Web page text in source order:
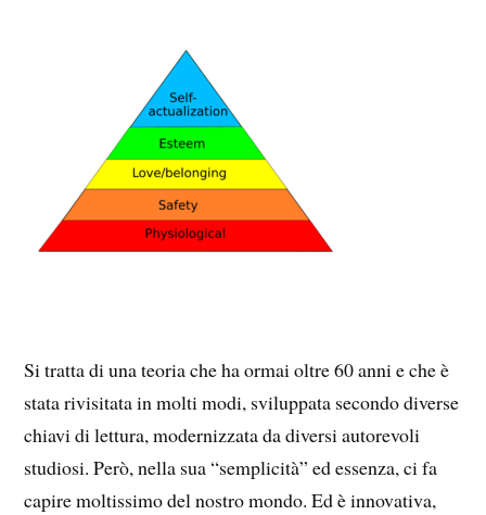
Si tratta di una teoria che ha ormai oltre 60 anni e che è
stata rivisitata in molti modi, sviluppata secondo diverse
chiavi di lettura, modernizzata da diversi autorevoli
studiosi. Però, nella sua “semplicità” ed essenza, ci fa
capire moltissimo del nostro mondo. Ed è innovativa,